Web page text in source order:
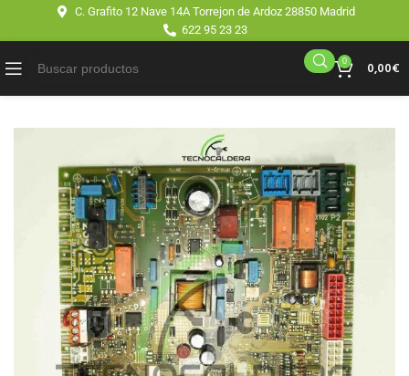
C. Grafito 12 Nave 14A Torrejon de Ardoz 28850 Madrid
622 95 23 23
0 0,00€